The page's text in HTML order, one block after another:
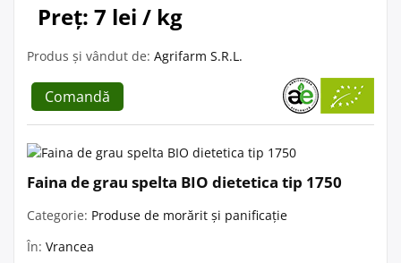
Preț: 7 lei / kg
Produs și vândut de: Agrifarm S.R.L.
Comandă
Faina de grau spelta BIO dietetica tip 1750
Categorie: Produse de morărit și panificație
În: Vrancea